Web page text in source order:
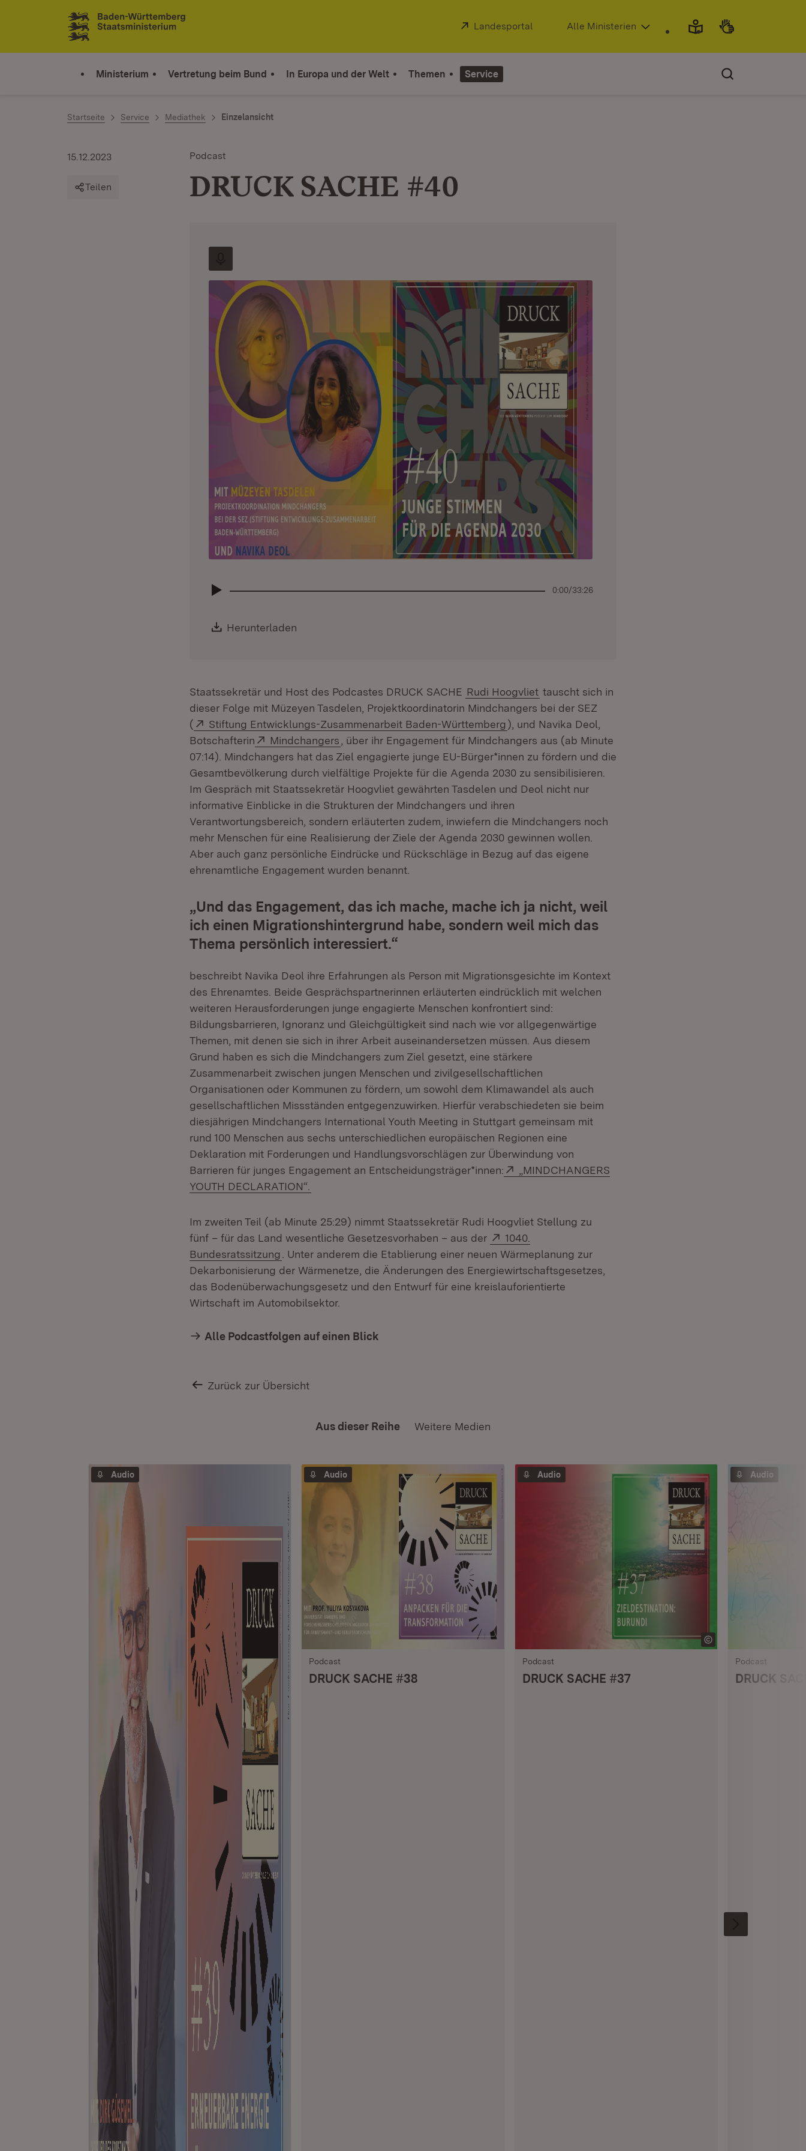
Zum Inhalt springen
Link zur Startseite
Extern:
Landesportal (Öffnet in neuem Fenster)
Alle Ministerien
Ministerium Vertretung beim Bund In Europa und der Welt Themen Service
Startseite Service Mediathek Einzelansicht
Podcast
DRUCK SACHE #40
15.12.2023
Teilen
0:00/33:26
Download:
Herunterladen
Staatssekretär und Host des Podcastes DRUCK SACHE Rudi Hoogvliet tauscht sich in
dieser Folge mit Müzeyen Tasdelen, Projektkoordinatorin Mindchangers bei der SEZ
(
Extern:
Stiftung Entwicklungs-Zusammenarbeit Baden-Württemberg(Öffnet in neuem Fenster)
), und Navika Deol,
Botschafterin
Extern:
Mindchangers (Öffnet in neuem Fenster)
, über ihr Engagement für Mindchangers aus (ab Minute
07:14). Mindchangers hat das Ziel engagierte junge EU-Bürger*innen zu fördern und die
Gesamtbevölkerung durch vielfältige Projekte für die Agenda 2030 zu sensibilisieren.
Im Gespräch mit Staatssekretär Hoogvliet gewährten Tasdelen und Deol nicht nur
informative Einblicke in die Strukturen der Mindchangers und ihren
Verantwortungsbereich, sondern erläuterten zudem, inwiefern die Mindchangers noch
mehr Menschen für eine Realisierung der Ziele der Agenda 2030 gewinnen wollen.
Aber auch ganz persönliche Eindrücke und Rückschläge in Bezug auf das eigene
ehrenamtliche Engagement wurden benannt.
„Und das Engagement, das ich mache, mache ich ja nicht, weil
ich einen Migrationshintergrund habe, sondern weil mich das
Thema persönlich interessiert.“
beschreibt Navika Deol ihre Erfahrungen als Person mit Migrationsgesichte im Kontext
des Ehrenamtes. Beide Gesprächspartnerinnen erläuterten eindrücklich mit welchen
weiteren Herausforderungen junge engagierte Menschen konfrontiert sind:
Bildungsbarrieren, Ignoranz und Gleichgültigkeit sind nach wie vor allgegenwärtige
Themen, mit denen sie sich in ihrer Arbeit auseinandersetzen müssen. Aus diesem
Grund haben es sich die Mindchangers zum Ziel gesetzt, eine stärkere
Zusammenarbeit zwischen jungen Menschen und zivilgesellschaftlichen
Organisationen oder Kommunen zu fördern, um sowohl dem Klimawandel als auch
gesellschaftlichen Missständen entgegenzuwirken. Hierfür verabschiedeten sie beim
diesjährigen Mindchangers International Youth Meeting in Stuttgart gemeinsam mit
rund 100 Menschen aus sechs unterschiedlichen europäischen Regionen eine
Deklaration mit Forderungen und Handlungsvorschlägen zur Überwindung von
Barrieren für junges Engagement an Entscheidungsträger*innen:
Extern:
„MINDCHANGERS
YOUTH DECLARATION“.
Im zweiten Teil (ab Minute 25:29) nimmt Staatssekretär Rudi Hoogvliet Stellung zu
fünf – für das Land wesentliche Gesetzesvorhaben – aus der
Extern:
1040.
Bundesratssitzung (Öffnet in neuem Fenster)
. Unter anderem die Etablierung einer neuen Wärmeplanung zur
Dekarbonisierung der Wärmenetze, die Änderungen des Energiewirtschaftsgesetzes,
das Bodenüberwachungsgesetz und den Entwurf für eine kreislauforientierte
Wirtschaft im Automobilsektor.
Alle Podcastfolgen auf einen Blick
Zurück zur Übersicht
Aus dieser Reihe Weitere Medien
Audio Audio
Podcast
DRUCK SACHE #38
Audio
Podcast
DRUCK SACHE #37
Audio
Podcast
DRUCK